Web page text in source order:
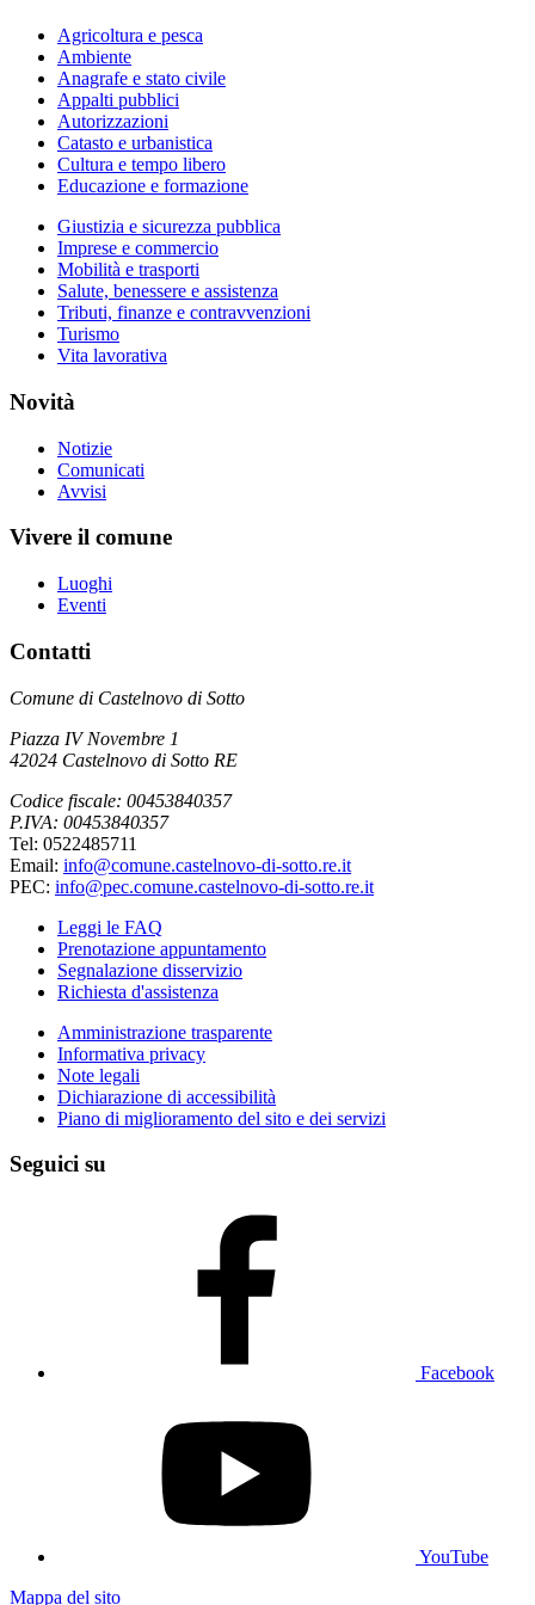
Agricoltura e pesca
Ambiente
Anagrafe e stato civile
Appalti pubblici
Autorizzazioni
Catasto e urbanistica
Cultura e tempo libero
Educazione e formazione
Giustizia e sicurezza pubblica
Imprese e commercio
Mobilità e trasporti
Salute, benessere e assistenza
Tributi, finanze e contravvenzioni
Turismo
Vita lavorativa
Novità
Notizie
Comunicati
Avvisi
Vivere il comune
Luoghi
Eventi
Contatti
Comune di Castelnovo di Sotto
Piazza IV Novembre 1
42024 Castelnovo di Sotto RE
Codice fiscale: 00453840357
P.IVA: 00453840357
Tel: 0522485711
Email: info@comune.castelnovo-di-sotto.re.it
PEC: info@pec.comune.castelnovo-di-sotto.re.it
Leggi le FAQ
Prenotazione appuntamento
Segnalazione disservizio
Richiesta d'assistenza
Amministrazione trasparente
Informativa privacy
Note legali
Dichiarazione di accessibilità
Piano di miglioramento del sito e dei servizi
Seguici su
Facebook
YouTube
Mappa del sito